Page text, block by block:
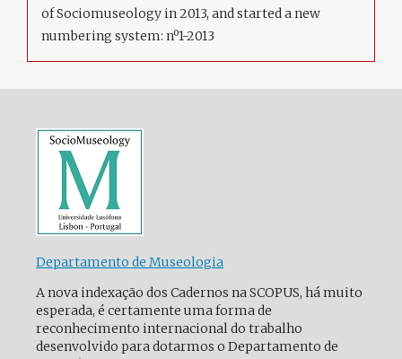
of Sociomuseology in 2013, and started a new
numbering system: nº1-2013
Departamento de Museologia
A nova indexação dos Cadernos na SCOPUS, há muito
esperada, é certamente uma forma de
reconhecimento internacional do trabalho
desenvolvido para dotarmos o Departamento de